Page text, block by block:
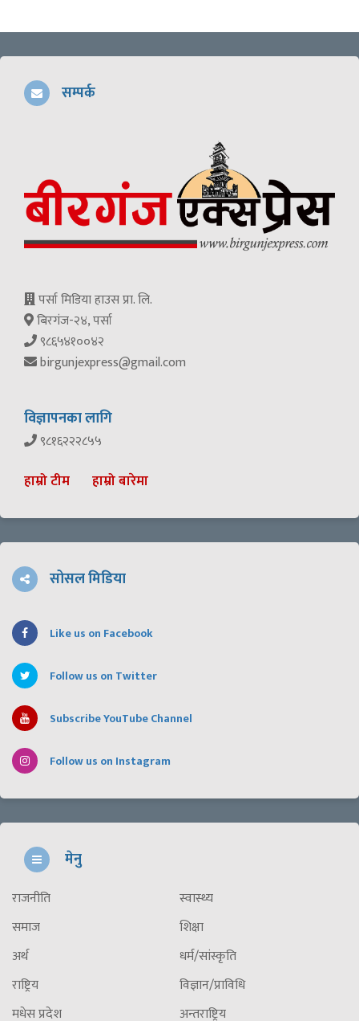
सम्पर्क
पर्सा मिडिया हाउस प्रा. लि.
बिरगंज-२४, पर्सा
९८६५४१००४२
birgunjexpress@gmail.com
विज्ञापनका लागि
९८१६२२२८५५
हाम्रो टीम हाम्रो बारेमा
सोसल मिडिया
Like us on Facebook
Follow us on Twitter
Subscribe YouTube Channel
Follow us on Instagram
मेनु
राजनीति
समाज
अर्थ
राष्ट्रिय
मधेस प्रदेश
स्वास्थ्य
शिक्षा
धर्म/सांस्कृति
विज्ञान/प्राविधि
अन्तराष्ट्रिय